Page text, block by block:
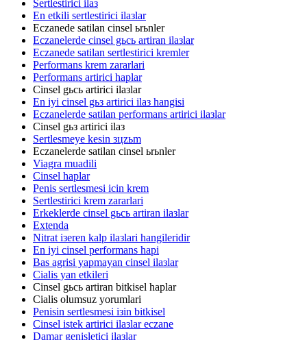
Sertlestirici ilaз
En etkili sertlestirici ilaзlar
Eczanede satilan cinsel ьrьnler
Eczanelerde cinsel gьcь artiran ilaзlar
Eczanede satilan sertlestirici kremler
Performans krem zararlari
Performans artirici haplar
Cinsel gьcь artirici ilaзlar
En iyi cinsel gьз artirici ilaз hangisi
Eczanelerde satilan performans artirici ilaзlar
Cinsel gьз artirici ilaз
Sertlesmeye kesin зцzьm
Eczanelerde satilan cinsel ьrьnler
Viagra muadili
Cinsel haplar
Penis sertlesmesi icin krem
Sertlestirici krem zararlari
Erkeklerde cinsel gьcь artiran ilaзlar
Extenda
Nitrat iзeren kalp ilaзlari hangileridir
En iyi cinsel performans hapi
Bas agrisi yapmayan cinsel ilaзlar
Cialis yan etkileri
Cinsel gьcь artiran bitkisel haplar
Cialis olumsuz yorumlari
Penisin sertlesmesi iзin bitkisel
Cinsel istek artirici ilaзlar eczane
Damar genisletici ilaзlar